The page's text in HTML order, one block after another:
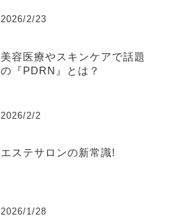
2026/2/23
美容医療やスキンケアで話題
の『PDRN』とは？
2026/2/2
エステサロンの新常識!
2026/1/28